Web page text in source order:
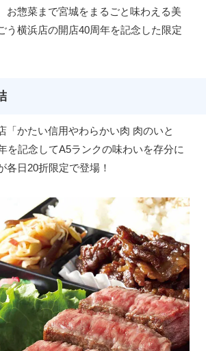
お惣菜まで宮城をまるごと味わえる美
う横浜店の開店40周年を記念した限定
「かたい信用やわらかい肉 肉のいと
を記念してA5ランクの味わいを存分に
各日20折限定で登場！